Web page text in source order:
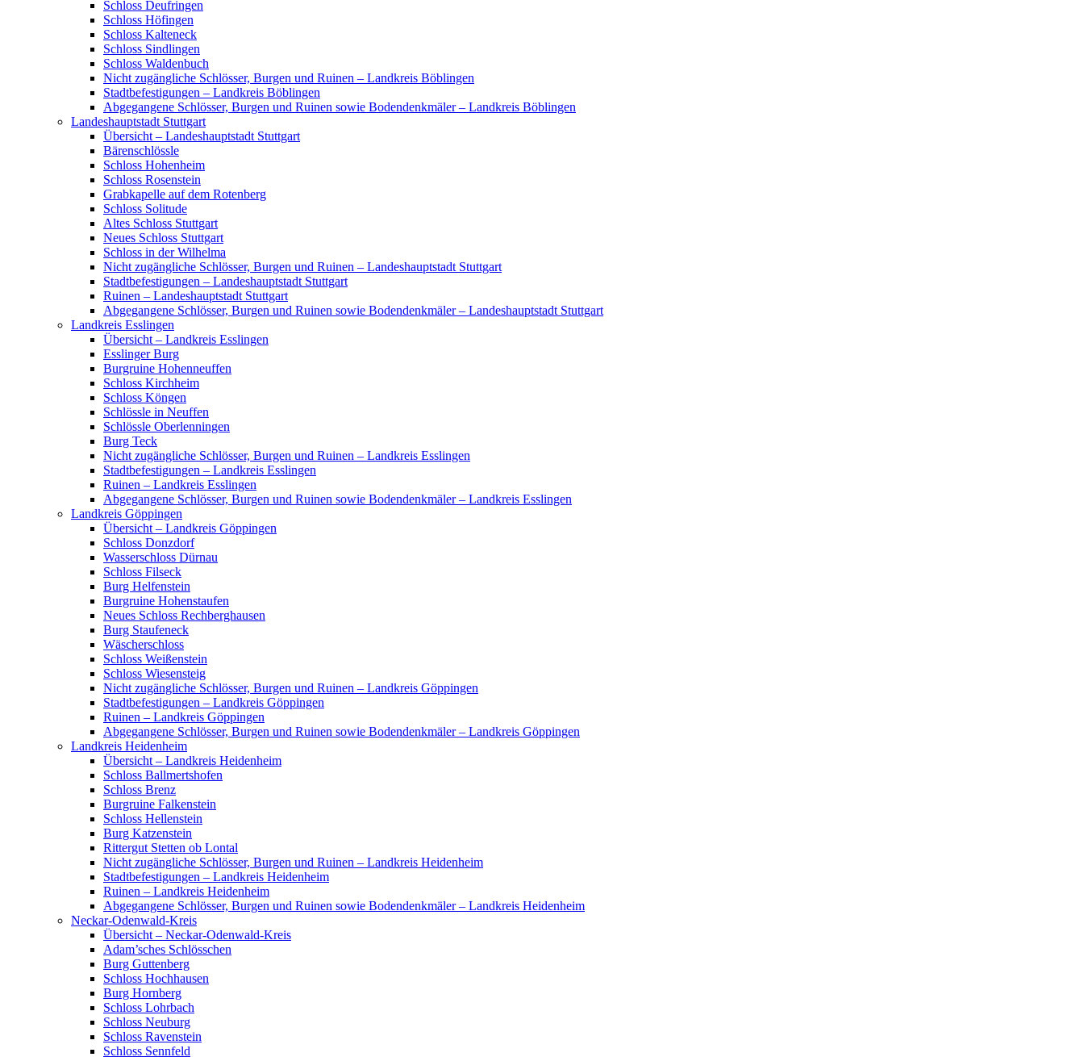
Schloss Deufringen
Schloss Höfingen
Schloss Kalteneck
Schloss Sindlingen
Schloss Waldenbuch
Nicht zugängliche Schlösser, Burgen und Ruinen – Landkreis Böblingen
Stadtbefestigungen – Landkreis Böblingen
Abgegangene Schlösser, Burgen und Ruinen sowie Bodendenkmäler – Landkreis Böblingen
Landeshauptstadt Stuttgart
Übersicht – Landeshauptstadt Stuttgart
Bärenschlössle
Schloss Hohenheim
Schloss Rosenstein
Grabkapelle auf dem Rotenberg
Schloss Solitude
Altes Schloss Stuttgart
Neues Schloss Stuttgart
Schloss in der Wilhelma
Nicht zugängliche Schlösser, Burgen und Ruinen – Landeshauptstadt Stuttgart
Stadtbefestigungen – Landeshauptstadt Stuttgart
Ruinen – Landeshauptstadt Stuttgart
Abgegangene Schlösser, Burgen und Ruinen sowie Bodendenkmäler – Landeshauptstadt Stuttgart
Landkreis Esslingen
Übersicht – Landkreis Esslingen
Esslinger Burg
Burgruine Hohenneuffen
Schloss Kirchheim
Schloss Köngen
Schlössle in Neuffen
Schlössle Oberlenningen
Burg Teck
Nicht zugängliche Schlösser, Burgen und Ruinen – Landkreis Esslingen
Stadtbefestigungen – Landkreis Esslingen
Ruinen – Landkreis Esslingen
Abgegangene Schlösser, Burgen und Ruinen sowie Bodendenkmäler – Landkreis Esslingen
Landkreis Göppingen
Übersicht – Landkreis Göppingen
Schloss Donzdorf
Wasserschloss Dürnau
Schloss Filseck
Burg Helfenstein
Burgruine Hohenstaufen
Neues Schloss Rechberghausen
Burg Staufeneck
Wäscherschloss
Schloss Weißenstein
Schloss Wiesensteig
Nicht zugängliche Schlösser, Burgen und Ruinen – Landkreis Göppingen
Stadtbefestigungen – Landkreis Göppingen
Ruinen – Landkreis Göppingen
Abgegangene Schlösser, Burgen und Ruinen sowie Bodendenkmäler – Landkreis Göppingen
Landkreis Heidenheim
Übersicht – Landkreis Heidenheim
Schloss Ballmertshofen
Schloss Brenz
Burgruine Falkenstein
Schloss Hellenstein
Burg Katzenstein
Rittergut Stetten ob Lontal
Nicht zugängliche Schlösser, Burgen und Ruinen – Landkreis Heidenheim
Stadtbefestigungen – Landkreis Heidenheim
Ruinen – Landkreis Heidenheim
Abgegangene Schlösser, Burgen und Ruinen sowie Bodendenkmäler – Landkreis Heidenheim
Neckar-Odenwald-Kreis
Übersicht – Neckar-Odenwald-Kreis
Adam’sches Schlösschen
Burg Guttenberg
Schloss Hochhausen
Burg Hornberg
Schloss Lohrbach
Schloss Neuburg
Schloss Ravenstein
Schloss Sennfeld